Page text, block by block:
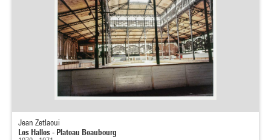
Jean Zetlaoui
Les Halles - Plateau Beaubourg